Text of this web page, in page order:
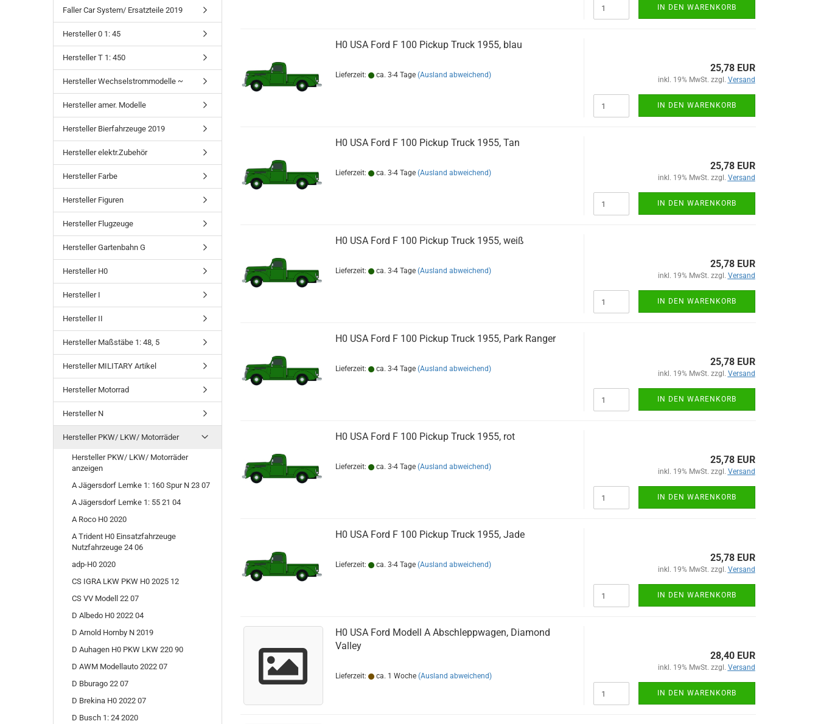
IN DEN WARENKORB
H0 USA Ford F 100 Pickup Truck 1955, blau
Lieferzeit: ca. 3-4 Tage (Ausland abweichend)
25,78 EUR
inkl. 19% MwSt. zzgl. Versand
IN DEN WARENKORB
H0 USA Ford F 100 Pickup Truck 1955, Tan
Lieferzeit: ca. 3-4 Tage (Ausland abweichend)
25,78 EUR
inkl. 19% MwSt. zzgl. Versand
IN DEN WARENKORB
H0 USA Ford F 100 Pickup Truck 1955, weiß
Lieferzeit: ca. 3-4 Tage (Ausland abweichend)
25,78 EUR
inkl. 19% MwSt. zzgl. Versand
IN DEN WARENKORB
H0 USA Ford F 100 Pickup Truck 1955, Park Ranger
Lieferzeit: ca. 3-4 Tage (Ausland abweichend)
25,78 EUR
inkl. 19% MwSt. zzgl. Versand
IN DEN WARENKORB
H0 USA Ford F 100 Pickup Truck 1955, rot
Lieferzeit: ca. 3-4 Tage (Ausland abweichend)
25,78 EUR
inkl. 19% MwSt. zzgl. Versand
IN DEN WARENKORB
H0 USA Ford F 100 Pickup Truck 1955, Jade
Lieferzeit: ca. 3-4 Tage (Ausland abweichend)
25,78 EUR
inkl. 19% MwSt. zzgl. Versand
IN DEN WARENKORB
H0 USA Ford Modell A Abschleppwagen, Diamond
Valley
Lieferzeit: ca. 1 Woche (Ausland abweichend)
28,40 EUR
inkl. 19% MwSt. zzgl. Versand
IN DEN WARENKORB
Faller Car System/ Ersatzteile 2019
Hersteller 0 1: 45
Hersteller T 1: 450
Hersteller Wechselstrommodelle ~
Hersteller amer. Modelle
Hersteller Bierfahrzeuge 2019
Hersteller elektr.Zubehör
Hersteller Farbe
Hersteller Figuren
Hersteller Flugzeuge
Hersteller Gartenbahn G
Hersteller H0
Hersteller I
Hersteller II
Hersteller Maßstäbe 1: 48, 5
Hersteller MILITARY Artikel
Hersteller Motorrad
Hersteller N
Hersteller PKW/ LKW/ Motorräder
Hersteller PKW/ LKW/ Motorräder
anzeigen
A Jägersdorf Lemke 1: 160 Spur N 23 07
A Jägersdorf Lemke 1: 55 21 04
A Roco H0 2020
A Trident H0 Einsatzfahrzeuge
Nutzfahrzeuge 24 06
adp-H0 2020
CS IGRA LKW PKW H0 2025 12
CS VV Modell 22 07
D Albedo H0 2022 04
D Arnold Hornby N 2019
D Auhagen H0 PKW LKW 220 90
D AWM Modellauto 2022 07
D Bburago 22 07
D Brekina H0 2022 07
D Busch 1: 24 2020